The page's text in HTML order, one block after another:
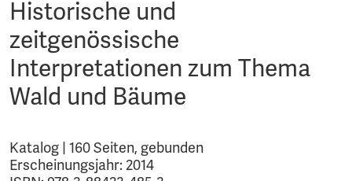
Historische und
zeitgenössische
Interpretationen zum Thema
Wald und Bäume
Katalog | 160 Seiten, gebunden
Erscheinungsjahr: 2014